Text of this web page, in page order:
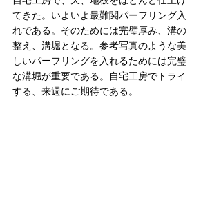
てきた。いよいよ最難関パーフリング入
れである。そのためには完璧厚み、溝の
整え、溝堀となる。参考写真のような美
しいパーフリングを入れるためには完璧
な溝堀が重要である。自宅工房でトライ
する、来週にご期待である。